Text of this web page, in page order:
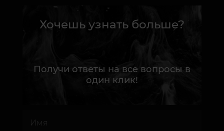
Хочешь узнать больше?
Получи ответы на все вопросы в
один клик!